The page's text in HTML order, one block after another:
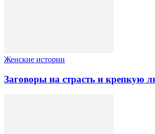
Женские истории
Заговоры на страсть и крепкую